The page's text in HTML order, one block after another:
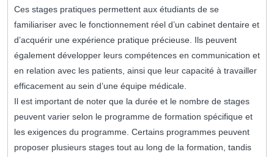
Ces stages pratiques permettent aux étudiants de se
familiariser avec le fonctionnement réel d’un cabinet dentaire et
d’acquérir une expérience pratique précieuse. Ils peuvent
également développer leurs compétences en communication et
en relation avec les patients, ainsi que leur capacité à travailler
efficacement au sein d’une équipe médicale.
Il est important de noter que la durée et le nombre de stages
peuvent varier selon le programme de formation spécifique et
les exigences du programme. Certains programmes peuvent
proposer plusieurs stages tout au long de la formation, tandis